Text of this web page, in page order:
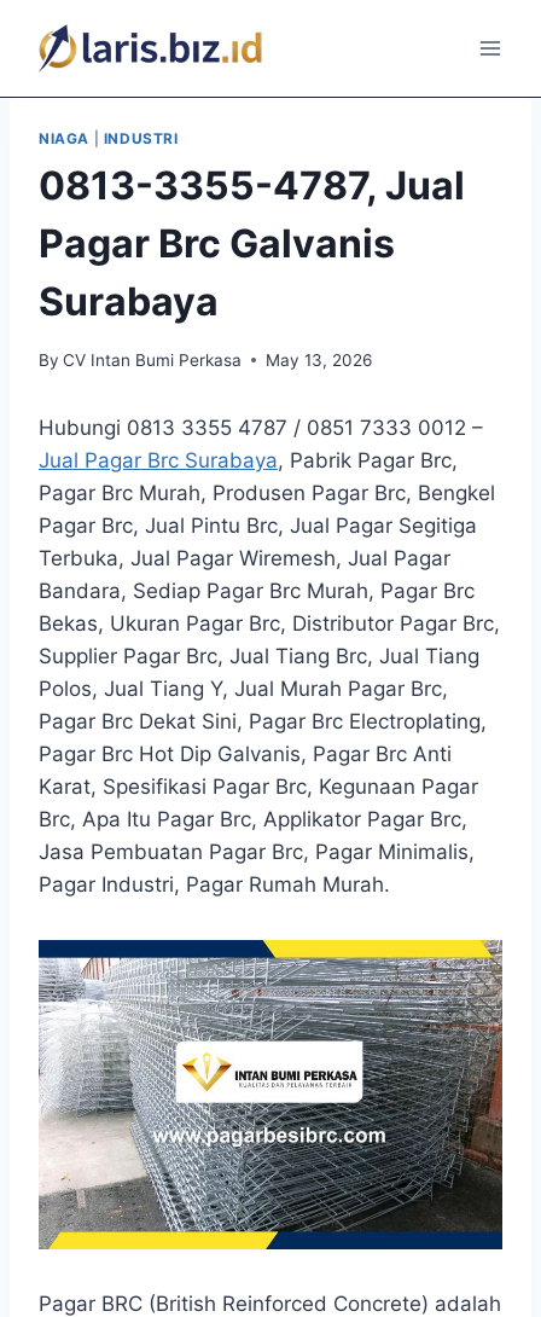
content
NIAGA INDUSTRI
0813-3355-4787, Jual
Pagar Brc Galvanis
Surabaya
By CV Intan Bumi Perkasa May 13, 2026
Hubungi 0813 3355 4787 / 0851 7333 0012 –
Jual Pagar Brc Surabaya, Pabrik Pagar Brc,
Pagar Brc Murah, Produsen Pagar Brc, Bengkel
Pagar Brc, Jual Pintu Brc, Jual Pagar Segitiga
Terbuka, Jual Pagar Wiremesh, Jual Pagar
Bandara, Sediap Pagar Brc Murah, Pagar Brc
Bekas, Ukuran Pagar Brc, Distributor Pagar Brc,
Supplier Pagar Brc, Jual Tiang Brc, Jual Tiang
Polos, Jual Tiang Y, Jual Murah Pagar Brc,
Pagar Brc Dekat Sini, Pagar Brc Electroplating,
Pagar Brc Hot Dip Galvanis, Pagar Brc Anti
Karat, Spesifikasi Pagar Brc, Kegunaan Pagar
Brc, Apa Itu Pagar Brc, Applikator Pagar Brc,
Jasa Pembuatan Pagar Brc, Pagar Minimalis,
Pagar Industri, Pagar Rumah Murah.
Pagar BRC (British Reinforced Concrete) adalah